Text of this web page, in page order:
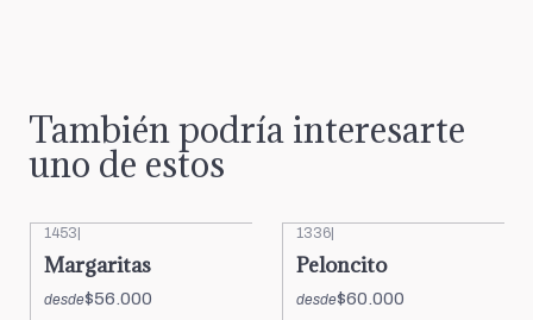
También podría interesarte
uno de estos
1453
Margaritas
desde$56.000
1336
Peloncito
desde$60.000